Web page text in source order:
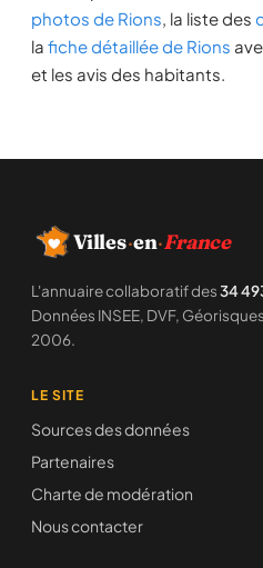
photos de Rions, la liste des
la fiche détaillée de Rions
et les avis des habitants.
Villes·en·France
L'annuaire collaboratif des34
Données INSEE, DVF,
2006.
LE SITE
Sources des données
Partenaires
Charte de modération
Nous contacter